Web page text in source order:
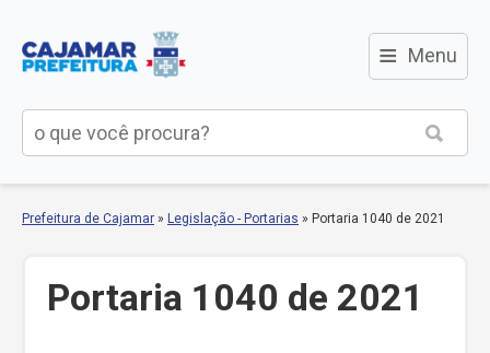
≡ Menu
Prefeitura de Cajamar » Legislação - Portarias » Portaria 1040 de 2021
Portaria 1040 de 2021